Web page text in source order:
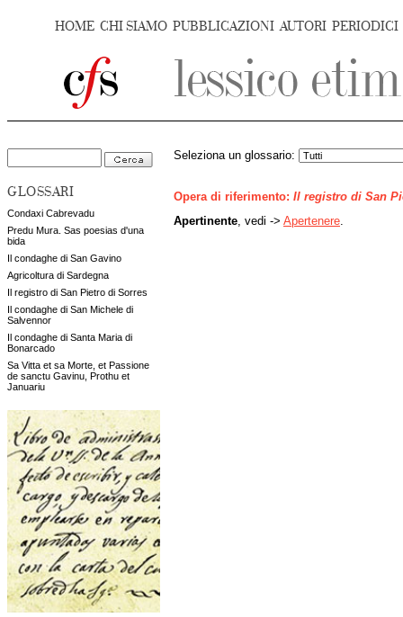
HOME CHI SIAMO PUBBLICAZIONI AUTORI PERIODICI
GLOSSARI
Condaxi Cabrevadu
Predu Mura. Sas poesias d'una
bida
Il condaghe di San Gavino
Agricoltura di Sardegna
Il registro di San Pietro di Sorres
Il condaghe di San Michele di
Salvennor
Il condaghe di Santa Maria di
Bonarcado
Sa Vitta et sa Morte, et Passione
de sanctu Gavinu, Prothu et
Januariu
Seleziona un glossario:
Opera di riferimento: Il registro di San
Apertinente , vedi -> Apertenere